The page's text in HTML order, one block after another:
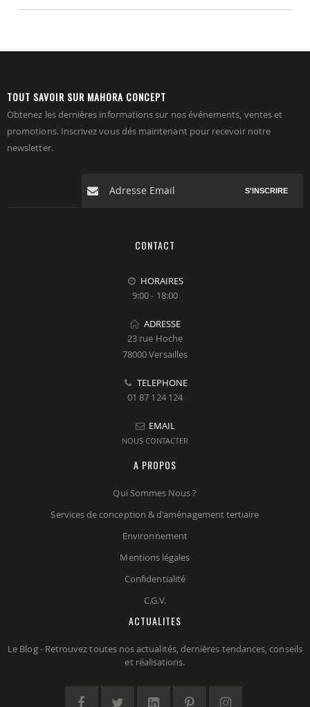
TOUT SAVOIR SUR MAHORA CONCEPT
Obtenez les dernières informations sur nos événements, ventes et
promotions. Inscrivez vous dés maintenant pour recevoir notre
newsletter.
S'INSCRIRE
CONTACT
HORAIRES
9:00 - 18:00
ADRESSE
23 rue Hoche
78000 Versailles
TELEPHONE
01 87 124 124
EMAIL
NOUS CONTACTER
A PROPOS
Qui Sommes Nous ?
Services de conception & d'aménagement tertiaire
Environnement
Mentions légales
Confidentialité
C.G.V.
ACTUALITES
Le Blog - Retrouvez toutes nos actualités, dernières tendances, conseils
et réalisations.